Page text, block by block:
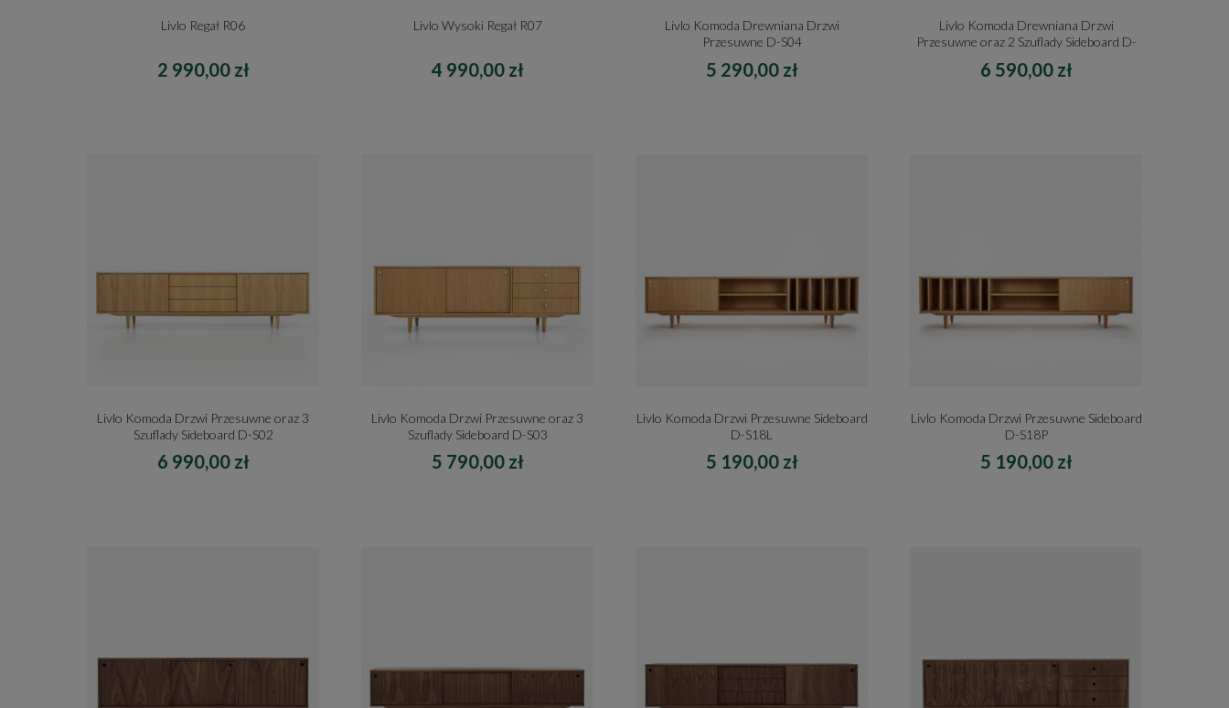
Livlo Regał R06
2 990,00 zł
Livlo Wysoki Regał R07
4 990,00 zł
Livlo Komoda Drewniana Drzwi
Przesuwne D-S04
5 290,00 zł
Livlo Komoda Drewniana Drzwi
Przesuwne oraz 2 Szuflady Sideboard D-
6 590,00 zł
Livlo Komoda Drzwi Przesuwne oraz 3
Szuflady Sideboard D-S02
6 990,00 zł
Livlo Komoda Drzwi Przesuwne oraz 3
Szuflady Sideboard D-S03
5 790,00 zł
Livlo Komoda Drzwi Przesuwne Sideboard
D-S18L
5 190,00 zł
Livlo Komoda Drzwi Przesuwne Sideboard
D-S18P
5 190,00 zł